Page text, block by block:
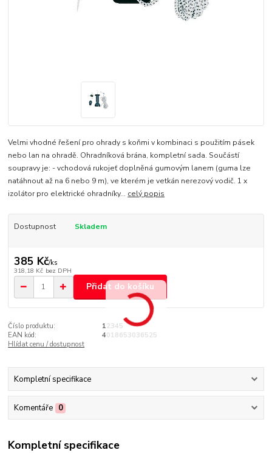
Velmi vhodné řešení pro ohrady s koňmi v kombinaci s použitím pásek
nebo lan na ohradě. Ohradníková brána, kompletní sada. Součástí
soupravy je: - vchodová rukojeť doplněná gumovým lanem (guma lze
natáhnout až na 6 nebo 9 m), ve kterém je vetkán nerezový vodič. 1 x
izolátor pro elektrické ohradníky... celý popis
Dostupnost Skladem
385 Kč/ks
318,18 Kč bez DPH
Přidat do košíku
Číslo produktu:
12345
EAN kód:
4018653036525
Hlídat cenu / dostupnost
Kompletní specifikace
Komentáře 0
Kompletní specifikace